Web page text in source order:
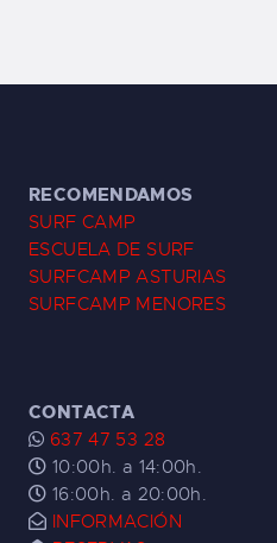
RECOMENDAMOS
SURF CAMP
ESCUELA DE SURF
SURFCAMP ASTURIAS
SURFCAMP MENORES
CONTACTA
637 47 53 28
10:00h. a 14:00h.
16:00h. a 20:00h.
INFORMACIÓN